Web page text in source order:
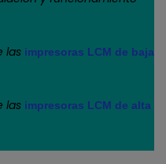
las impresoras LCM de baja
las impresoras LCM de alta